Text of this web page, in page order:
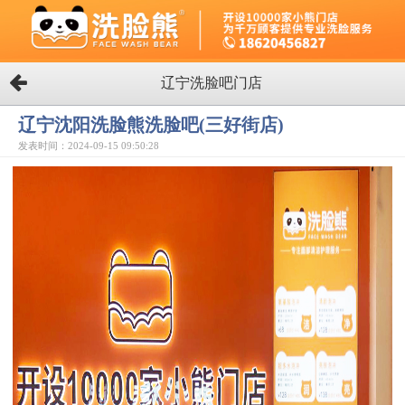
辽宁洗脸吧门店
辽宁沈阳洗脸熊洗脸吧(三好街店)
发表时间：2024-09-15 09:50:28